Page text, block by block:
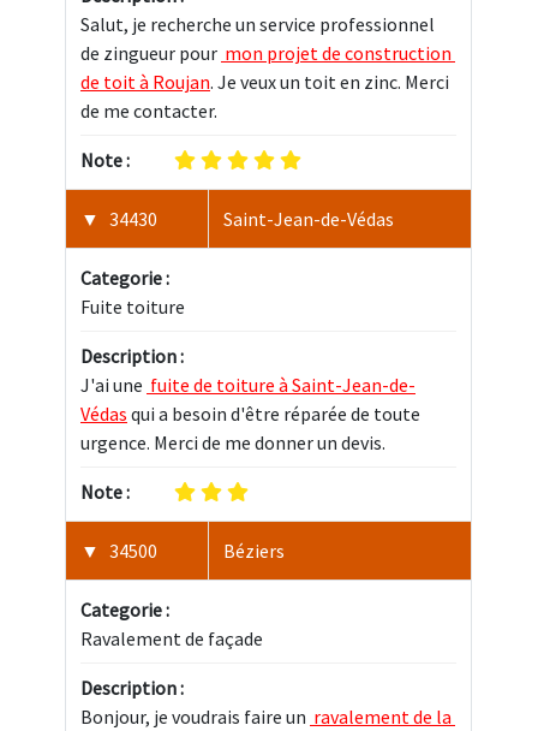
Salut, je recherche un service professionnel
de zingueur pour mon projet de construction
de toit à Roujan. Je veux un toit en zinc. Merci
de me contacter.
Note :
34430 Saint-Jean-de-Védas
Categorie :
Fuite toiture
Description :
J'ai une fuite de toiture à Saint-Jean-de-
Védas qui a besoin d'être réparée de toute
urgence. Merci de me donner un devis.
Note :
34500 Béziers
Categorie :
Ravalement de façade
Description :
Bonjour, je voudrais faire un ravalement de la